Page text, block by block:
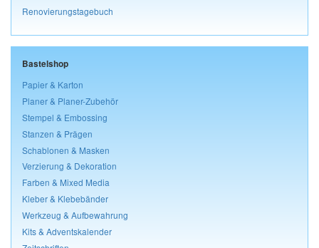
Renovierungstagebuch
Bastelshop
Papier & Karton
Planer & Planer-Zubehör
Stempel & Embossing
Stanzen & Prägen
Schablonen & Masken
Verzierung & Dekoration
Farben & Mixed Media
Kleber & Klebebänder
Werkzeug & Aufbewahrung
Kits & Adventskalender